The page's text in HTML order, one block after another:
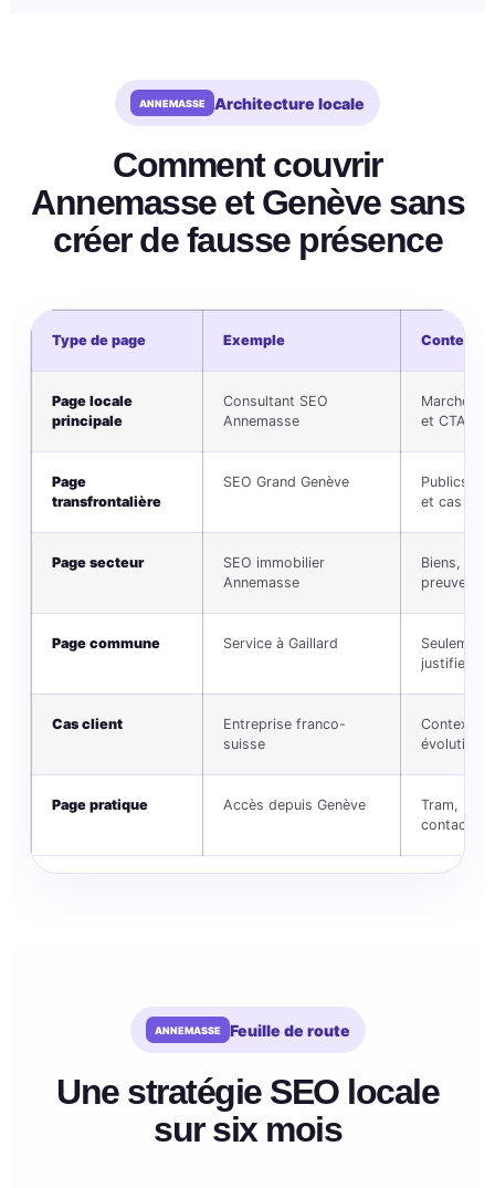
Architecture locale
Comment couvrir
Annemasse et Genève sans
créer de fausse présence
Type de page Exemple Contenu
Page locale
principale
Consultant SEO
Annemasse
Marché,
et CTA
Page
transfrontalière
SEO Grand Genève
Publics,
et cas
Page secteur
SEO immobilier
Annemasse
Biens,
preuves
Page commune Service à Gaillard
Seulement
justifient
Cas client
Entreprise franco-
suisse
Contexte,
évolution
Page pratique Accès depuis Genève
Tram,
contact
Feuille de route
Une stratégie SEO locale
sur six mois